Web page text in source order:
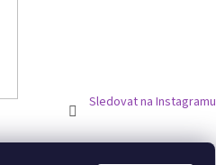
Sledovat na Instagramu